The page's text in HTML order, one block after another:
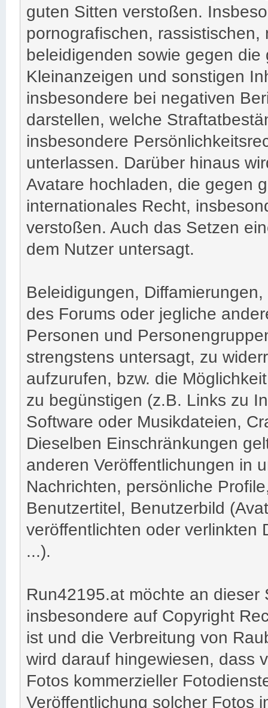
guten Sitten verstoßen.
pornografischen,
beleidigenden sowie gegen
Kleinanzeigen und sonstigen
insbesondere bei negativen
darstellen, welche
insbesondere
unterlassen. Darüber hinaus
Avatare hochladen, die gegen
internationales Recht,
verstoßen. Auch das Setzen
dem Nutzer untersagt.
Beleidigungen,
des Forums oder jegliche
Personen und
strengstens untersagt, zu
aufzurufen, bzw. die
zu begünstigen (z.B. Links zu
Software oder Musikdateien,
Dieselben Einschränkungen
anderen Veröffentlichungen in
Nachrichten, persönliche
Benutzertitel, Benutzerbild
veröffentlichten oder verlinkten
...).
Run42195.at möchte an
insbesondere auf Copyright
ist und die Verbreitung von
wird darauf hingewiesen, dass
Fotos kommerzieller
Veröffentlichung solcher Fotos